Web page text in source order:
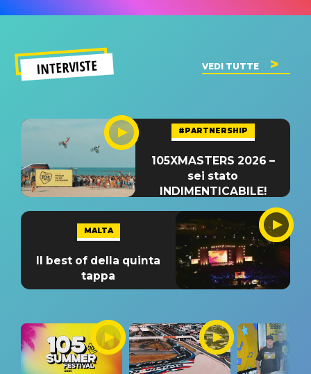
INTERVISTE VEDI TUTTE
#PARTNERSHIP
105XMASTERS 2026 –
sei stato
INDIMENTICABILE!
MALTA
Il best of della quinta
tappa